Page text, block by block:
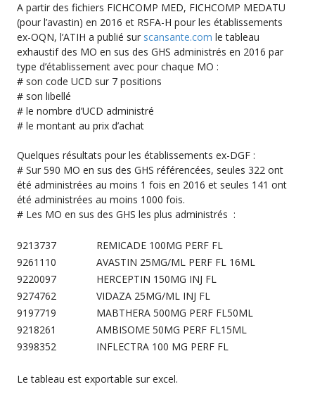
A partir des fichiers FICHCOMP MED, FICHCOMP MEDATU
(pour l’avastin) en 2016 et RSFA-H pour les établissements
ex-OQN, l’ATIH a publié sur scansante.com le tableau
exhaustif des MO en sus des GHS administrés en 2016 par
type d’établissement avec pour chaque MO :
# son code UCD sur 7 positions
# son libellé
# le nombre d’UCD administré
# le montant au prix d’achat
Quelques résultats pour les établissements ex-DGF :
# Sur 590 MO en sus des GHS référencées, seules 322 ont
été administrées au moins 1 fois en 2016 et seules 141 ont
été administrées au moins 1000 fois.
# Les MO en sus des GHS les plus administrés :
9213737
REMICADE 100MG PERF FL
9261110
AVASTIN 25MG/ML PERF FL 16ML
9220097
HERCEPTIN 150MG INJ FL
9274762
VIDAZA 25MG/ML INJ FL
9197719
MABTHERA 500MG PERF FL50ML
9218261
AMBISOME 50MG PERF FL15ML
9398352
INFLECTRA 100 MG PERF FL
Le tableau est exportable sur excel.